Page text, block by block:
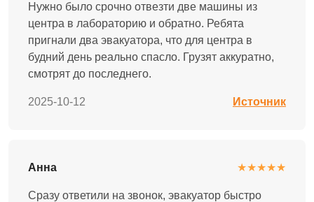
Нужно было срочно отвезти две машины из
центра в лабораторию и обратно. Ребята
пригнали два эвакуатора, что для центра в
будний день реально спасло. Грузят аккуратно,
смотрят до последнего.
2025-10-12 Источник
Анна ★★★★★
Сразу ответили на звонок, эвакуатор быстро